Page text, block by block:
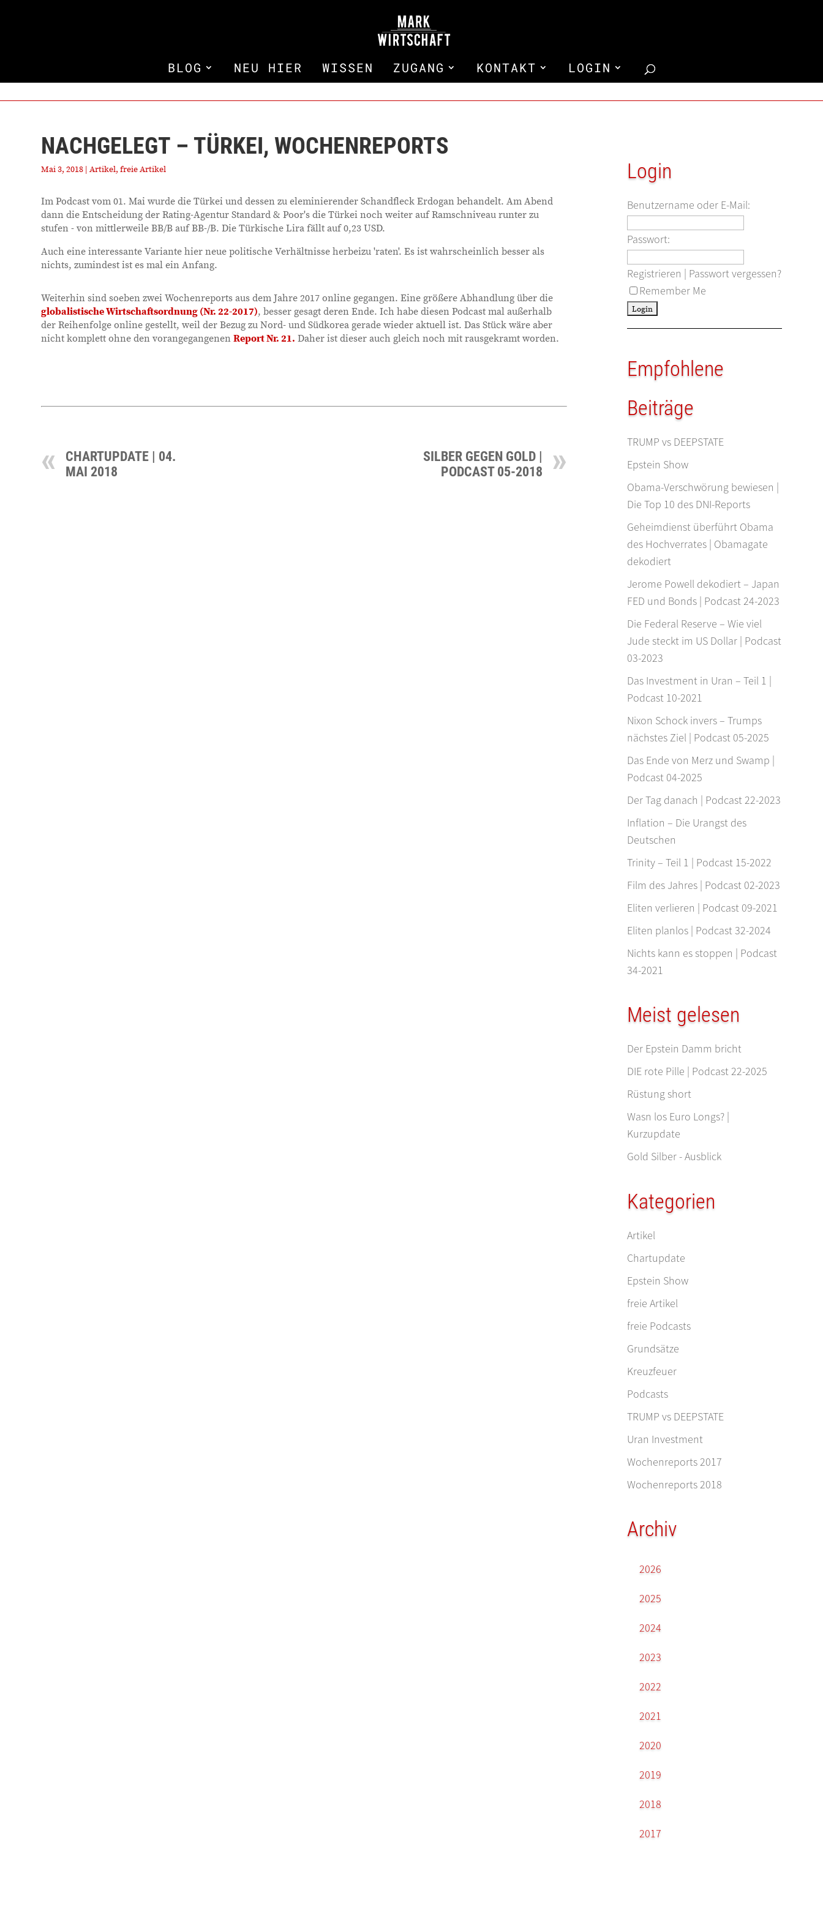
BLOG NEU HIER WISSEN ZUGANG KONTAKT LOGIN
NACHGELEGT – TÜRKEI, WOCHENREPORTS
Mai 3, 2018 |Artikel,freie Artikel
Im Podcast vom 01. Mai wurde die Türkei und dessen zu eleminierender Schandfleck Erdogan behandelt. Am Abend
dann die Entscheidung der Rating-Agentur Standard & Poor's die Türkei noch weiter auf Ramschniveau runter zu
stufen - von mittlerweile BB/B auf BB-/B. Die Türkische Lira fällt auf 0,23 USD.
Auch eine interessante Variante hier neue politische Verhältnisse herbeizu 'raten'. Es ist wahrscheinlich besser als
nichts, zumindest ist es mal ein Anfang.
Weiterhin sind soeben zwei Wochenreports aus dem Jahre 2017 online gegangen. Eine größere Abhandlung über die
globalistische Wirtschaftsordnung (Nr. 22-2017), besser gesagt deren Ende. Ich habe diesen Podcast mal außerhalb
der Reihenfolge online gestellt, weil der Bezug zu Nord- und Südkorea gerade wieder aktuell ist. Das Stück wäre aber
nicht komplett ohne den vorangegangenenReport Nr. 21. Daher ist dieser auch gleich noch mit rausgekramt worden.
CHARTUPDATE | 04.
MAI 2018
SILBER GEGEN GOLD |
PODCAST 05-2018
Login
Benutzername oder E-Mail:
Passwort:
Registrieren | Passwort vergessen?
Remember Me
Empfohlene
Beiträge
TRUMP vs DEEPSTATE
Epstein Show
Obama-Verschwörung bewiesen |
Die Top 10 des DNI-Reports
Geheimdienst überführt Obama
des Hochverrates | Obamagate
dekodiert
Jerome Powell dekodiert – Japan
FED und Bonds | Podcast 24-2023
Die Federal Reserve – Wie viel
Jude steckt im US Dollar | Podcast
03-2023
Das Investment in Uran – Teil 1 |
Podcast 10-2021
Nixon Schock invers – Trumps
nächstes Ziel | Podcast 05-2025
Das Ende von Merz und Swamp |
Podcast 04-2025
Der Tag danach | Podcast 22-2023
Inflation – Die Urangst des
Deutschen
Trinity – Teil 1 | Podcast 15-2022
Film des Jahres | Podcast 02-2023
Eliten verlieren | Podcast 09-2021
Eliten planlos | Podcast 32-2024
Nichts kann es stoppen | Podcast
34-2021
Meist gelesen
Der Epstein Damm bricht
DIE rote Pille | Podcast 22-2025
Rüstung short
Wasn los Euro Longs? |
Kurzupdate
Gold Silber - Ausblick
Kategorien
Artikel
Chartupdate
Epstein Show
freie Artikel
freie Podcasts
Grundsätze
Kreuzfeuer
Podcasts
TRUMP vs DEEPSTATE
Uran Investment
Wochenreports 2017
Wochenreports 2018
Archiv
2026
2025
2024
2023
2022
2021
2020
2019
2018
2017